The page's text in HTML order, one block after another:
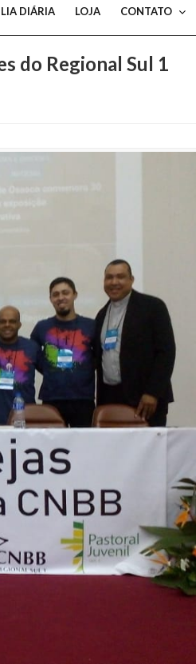
DIÁRIA LOJA CONTATO
do Regional Sul 1